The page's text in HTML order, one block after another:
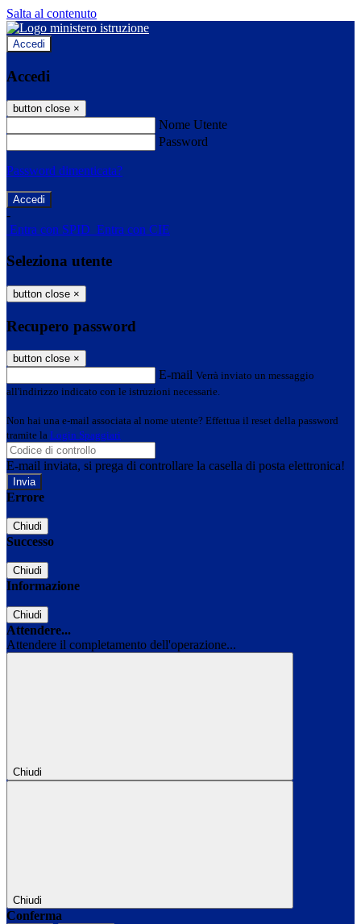
Salta al contenuto
Accedi
Accedi
button close ×
Nome Utente
Password
Password dimenticata?
-
Entra con SPID Entra con CIE
Seleziona utente
button close ×
Recupero password
button close ×
E-mail Verrà inviato un messaggio
all'indirizzo indicato con le istruzioni necessarie.
Non hai una e-mail associata al nome utente? Effettua il reset della password
tramite la Login Spaggiari
E-mail inviata, si prega di controllare la casella di posta elettronica!
Errore
Chiudi
Successo
Chiudi
Informazione
Chiudi
Attendere...
Attendere il completamento dell'operazione...
Chiudi
Chiudi
Conferma